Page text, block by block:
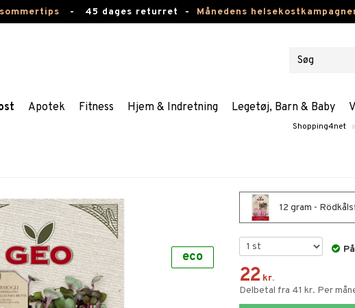
- 45 dages returret - Månedens
Apotek Fitness Hjem & Indretning Legetøj, Barn & Baby
Shopping4net »
eco
12 gram -
22 kr.
Delbetal fra 41 kr. Per